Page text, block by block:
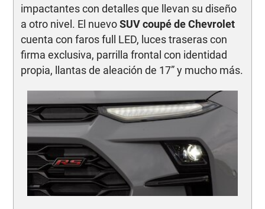
impactantes con detalles que llevan su diseño
a otro nivel. El nuevoSUV coupé de Chevrolet
cuenta con faros full LED, luces traseras con
firma exclusiva, parrilla frontal con identidad
propia, llantas de aleación de 17” y mucho más.